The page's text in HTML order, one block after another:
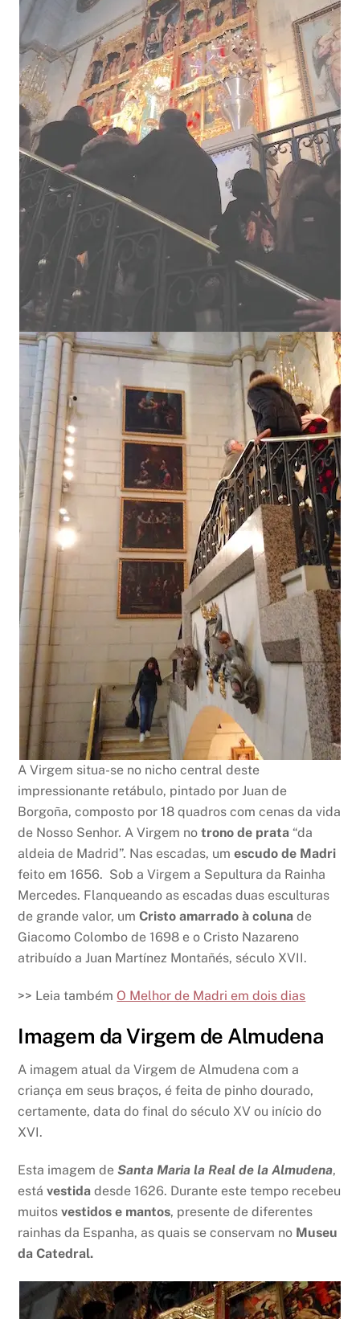
A Virgem situa-se no nicho central deste
impressionante retábulo, pintado por Juan de
Borgoña, composto por 18 quadros com cenas da vida
de Nosso Senhor. A Virgem notrono de prata “da
aldeia de Madrid”. Nas escadas, um escudo de Madri
feito em 1656. Sob a Virgem a Sepultura da Rainha
Mercedes. Flanqueando as escadas duas esculturas
de grande valor, umCristo amarrado à coluna de
Giacomo Colombo de 1698 e o Cristo Nazareno
atribuído a Juan Martínez Montañés, século XVII.
>> Leia também O Melhor de Madri em dois dias
Imagem da Virgem de Almudena
A imagem atual da Virgem de Almudena com a
criança em seus braços, é feita de pinho dourado,
certamente, data do final do século XV ou início do
XVI.
Esta imagem deSanta Maria la Real de la Almudena,
estávestida desde 1626. Durante este tempo recebeu
muitosvestidos e mantos, presente de diferentes
rainhas da Espanha, as quais se conservam no Museu
da Catedral.